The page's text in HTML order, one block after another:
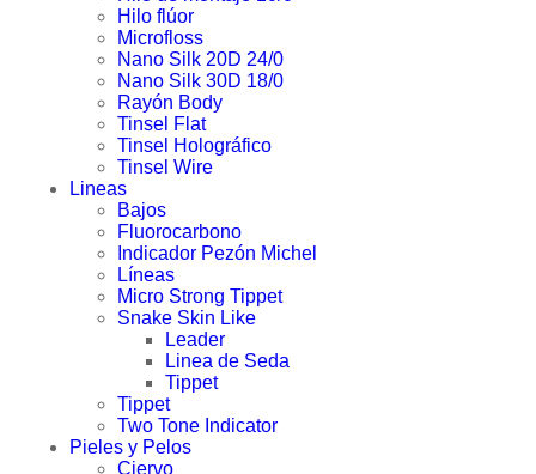
Hilo flúor
Microfloss
Nano Silk 20D 24/0
Nano Silk 30D 18/0
Rayón Body
Tinsel Flat
Tinsel Holográfico
Tinsel Wire
Lineas
Bajos
Fluorocarbono
Indicador Pezón Michel
Líneas
Micro Strong Tippet
Snake Skin Like
Leader
Linea de Seda
Tippet
Tippet
Two Tone Indicator
Pieles y Pelos
Ciervo